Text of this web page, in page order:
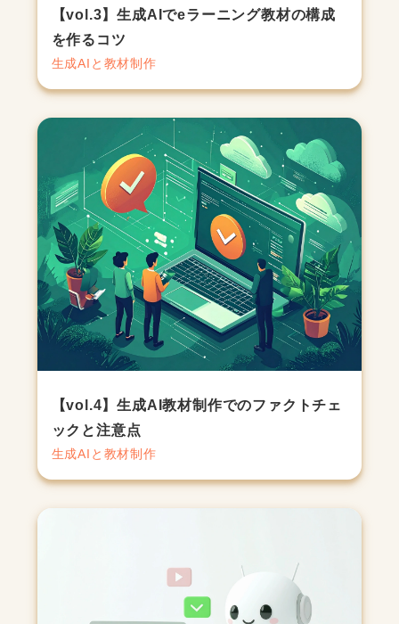
【vol.3】生成AIでeラーニング教材の構成
を作るコツ
生成AIと教材制作
【vol.4】生成AI教材制作でのファクトチェ
ックと注意点
生成AIと教材制作